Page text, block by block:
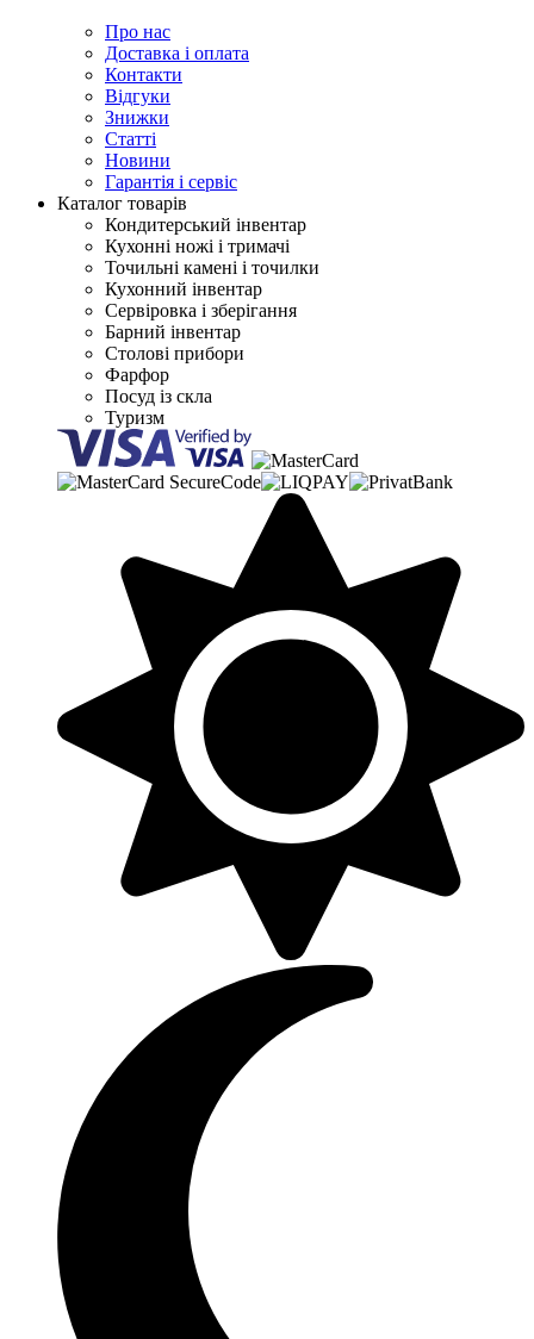
Про нас
Доставка і оплата
Контакти
Відгуки
Знижки
Статті
Новини
Гарантія і сервіс
Каталог товарів
Кондитерський інвентар
Кухонні ножі і тримачі
Точильні камені і точилки
Кухонний інвентар
Сервіровка і зберігання
Барний інвентар
Столові прибори
Фарфор
Посуд із скла
Туризм